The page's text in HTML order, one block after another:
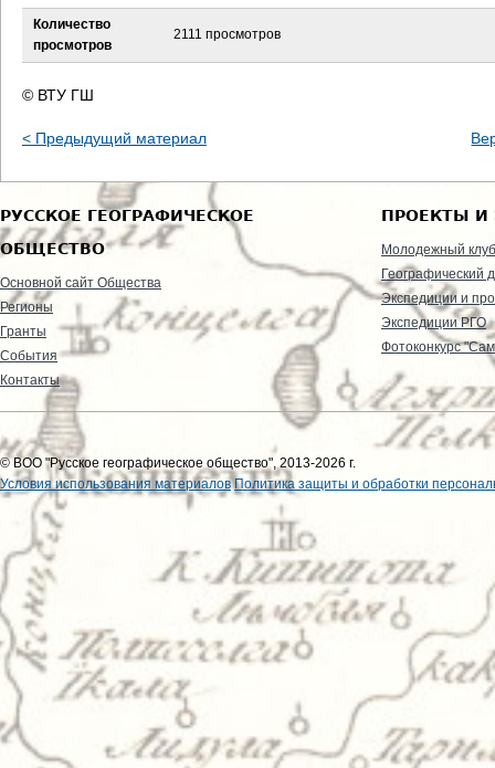
Количество
просмотров
2111 просмотров
© ВТУ ГШ
< Предыдущий материал
РУССКОЕ ГЕОГРАФИЧЕСКОЕ
ОБЩЕСТВО
Основной сайт Общества
Регионы
Гранты
События
Контакты
ПРОЕКТЫ И
Молодежный клуб
Географический
Экспедиции и
Экспедиции РГО
Фотоконкурс
© ВОО "Русское географическое общество", 2013-2026 г.
Условия использования материалов Политика защиты и обработки